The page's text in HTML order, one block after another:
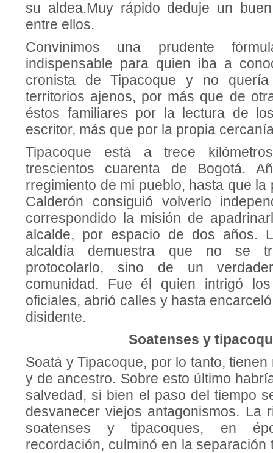
su aldea.Muy rápido deduje un
entre ellos.
Convinimos una prudente
indispensable para quien iba a
cronista de Tipaco­que y no quería
territorios ajenos, por más que de
éstos fa­miliares por la lectura de
escri­tor, más que por la propia
Tipacoque está a trece
trescientos cuarenta de Bogotá.
rregimiento de mi pueblo, hasta que la
Calderón consiguió volverlo
correspondido la misión de
alcalde, por espacio de dos años.
alcaldía demuestra que no se
protocolarlo, sino de un
comunidad. Fue él quien intrigó
oficiales, abrió calles y hasta
disidente.
Soatenses y
Soatá y Tipacoque, por lo tanto,
y de ancestro. Sobre esto último
salvedad, si bien el paso del tiempo
desvanecer viejos antagonismos. La
soatenses y tipacoques, en
recordación, culminó en la separa­ción